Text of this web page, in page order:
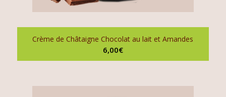
Crème de Châtaigne Chocolat au lait et Amandes
6,00€